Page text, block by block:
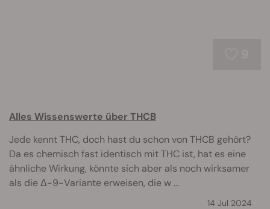
Alles Wissenswerte über THCB
Jede kennt THC, doch hast du schon von THCB gehört?
Da es chemisch fast identisch mit THC ist, hat es eine
ähnliche Wirkung, könnte sich aber als noch wirksamer
als die Δ-9-Variante erweisen, die w ...
14 Jul 2024